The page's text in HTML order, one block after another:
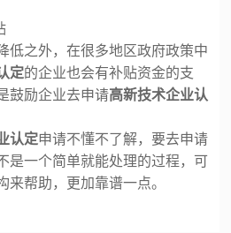
低之外，在很多地区政府政策中
定的企业也会有补贴资金的支
鼓励企业去申请高新技术企业认
认定申请不懂不了解，要去申请
是一个简单就能处理的过程，可
来帮助，更加靠谱一点。